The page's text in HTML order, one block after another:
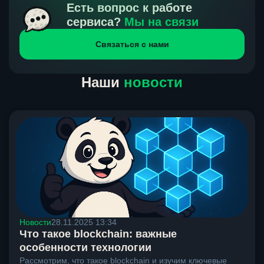
получения нами средств от тебя, а на другой части
направлений курс, указанный на сайте, является
окончательным. Если сомневаешься, напиши в онлайн-
чат на сайте, мы поможем разобраться.
Есть вопрос к работе
сервиса? Мы на связи
Связаться с нами
Наши новости
Новости28.11.2025 13:34
Что такое blockchain: важные
особенности технологии
Рассмотрим, что такое blockchain и изучим ключевые